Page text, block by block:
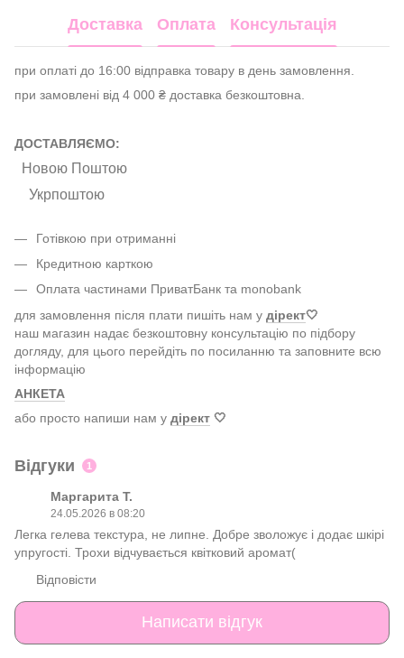
Доставка Оплата Консультація
при оплаті до 16:00 відправка товару в день замовлення.
при замовлені від 4 000 ₴ доставка безкоштовна.
ДОСТАВЛЯЄМО:
Новою Поштою
Укрпоштою
Готівкою при отриманні
Кредитною карткою
Оплата частинами ПриватБанк та monobank
для замовлення після плати пишіть нам у дірект🤍
наш магазин надає безкоштовну консультацію по підбору
догляду, для цього перейдіть по посиланню та заповните всю
інформацію
АНКЕТА
або просто напиши нам у дірект 🤍
Відгуки 1
Маргарита Т.
24.05.2026 в 08:20
Легка гелева текстура, не липне. Добре зволожує і додає шкірі
упругості. Трохи відчувається квітковий аромат(
Відповісти
Написати відгук